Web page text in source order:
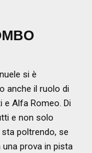
si è
anche il ruolo di
Alfa Romeo. Di
e non solo
poltrendo, se
prova in pista